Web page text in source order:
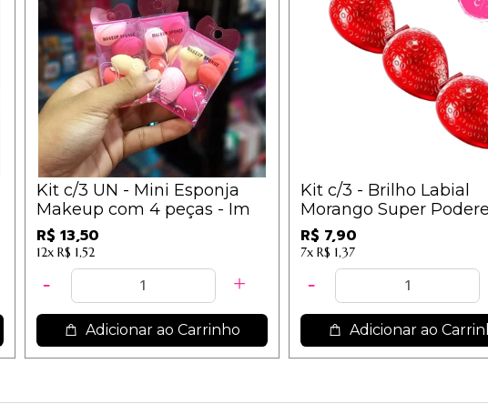
Kit c/3 UN - Mini Esponja
Makeup com 4 peças - Im
R$ 13,50
12x R$ 1,52
Adicionar ao Carrinho
Kit c/3 - Brilho Labial
Morango Super
2,63
R$ 7,90
7x R$ 1,37
Adicionar ao